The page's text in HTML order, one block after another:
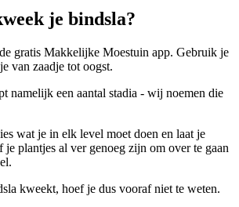
je bindsla?
gratis Makkelijke Moestuin app. Gebruik je
van zaadje tot oogst.
namelijk een aantal stadia - wij noemen die
wat je in elk level moet doen en laat je
je plantjes al ver genoeg zijn om over te gaan
kweekt, hoef je dus vooraf niet te weten.